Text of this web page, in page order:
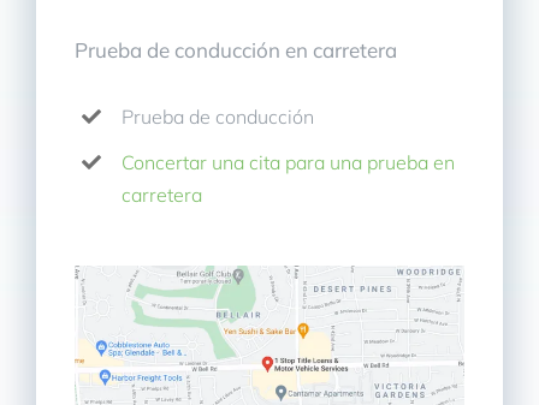
Prueba de conducción en carretera
Prueba de conducción
Concertar una cita para una prueba en
carretera